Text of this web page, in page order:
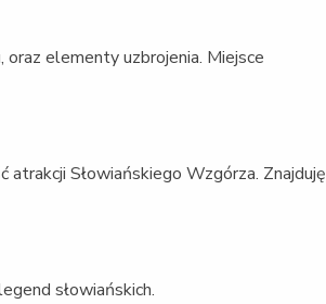
elementy uzbrojenia. Miejsce
Słowiańskiego Wzgórza. Znajduję
słowiańskich.